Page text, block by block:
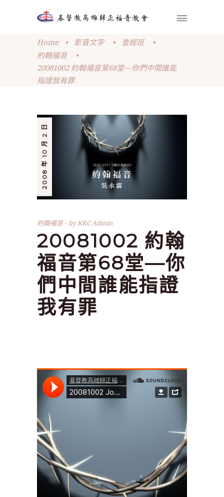
Home • 影音文字 • 查經班
•
約翰福音
•
20081002 約翰福音第68堂—你們中間誰能
指證我有罪
2008 年 10 月 2 日
約翰福音 byKRC Admin
20081002 約翰
福音第68堂—你
們中間誰能指證
我有罪